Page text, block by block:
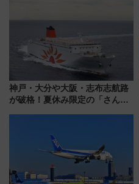
神戸・大分や大阪・志布志航路
が破格！夏休み限定の「さんふ
快適な船旅はいかが？